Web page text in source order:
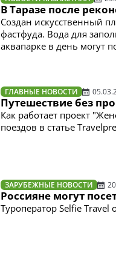
В Таразе после
Создан искусственный
фастфуда. Вода для
аквапарке в день могут
ГЛАВНЫЕ НОВОСТИ
Путешествие без
Как работает проект
поездов в статье
ЗАРУБЕЖНЫЕ НОВОСТИ
Россияне могут
Туроператор Selfie